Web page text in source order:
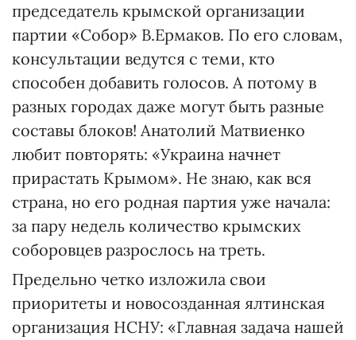
председатель крымской организации
партии «Собор» В.Ермаков. По его словам,
консультации ведутся с теми, кто
способен добавить голосов. А потому в
разных городах даже могут быть разные
составы блоков! Анатолий Матвиенко
любит повторять: «Украина начнет
прирастать Крымом». Не знаю, как вся
страна, но его родная партия уже начала:
за пару недель количество крымских
соборовцев разрослось на треть.
Предельно четко изложила свои
приоритеты и новосозданная ялтинская
организация НСНУ: «Главная задача нашей